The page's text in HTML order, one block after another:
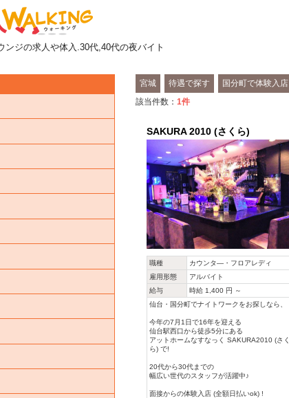
ンジの求人や体入.30代,40代の夜バイト
宮城 待遇で探す
国分町で体験入店
該当件数： 1件
SAKURA 2010 (さくら)
職種
カウンタ―・フロアレディ
雇用形態
アルバイト
給与
時給 1,400 円 ～
仙台・国分町でナイトワークをお探しなら、
今年の7月1日で16年を迎える
仙台駅西口から徒歩5分にある
アットホームなすなっく SAKURA2010 (さく
ら) で!
20代から30代までの
幅広い世代のスタッフが活躍中♪
面接からの体験入店 (全額日払いok) !